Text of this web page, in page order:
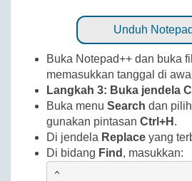
Unduh
Buka Notepad++ dan buka
memasukkan tanggal di
Langkah 3: Buka jendela
Buka menu Search dan pilih
gunakan pintasan Ctrl+H .
Di jendela Replace yang
Di bidang Find , masukkan:
^